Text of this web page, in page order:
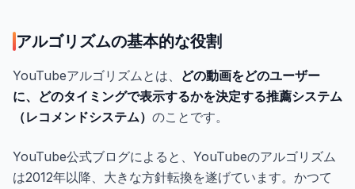
アルゴリズムの基本的な役割
YouTubeアルゴリズムとは、 どの動画をどのユーザー
に、どのタイミングで表示するかを決定する推薦システム
（レコメンドシステム） のことです。
YouTube公式ブログによると、YouTubeのアルゴリズム
は2012年以降、大きな方針転換を遂げています。かつて